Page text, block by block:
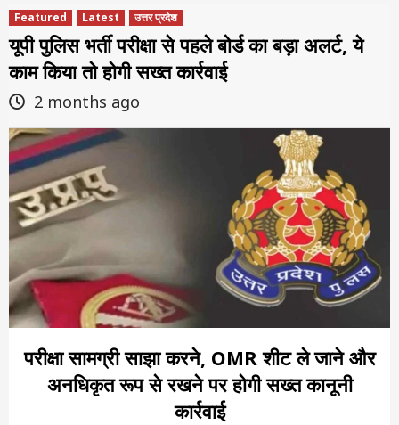
Featured Latest उत्तर प्रदेश
यूपी पुलिस भर्ती परीक्षा से पहले बोर्ड का बड़ा अलर्ट, ये
काम किया तो होगी सख्त कार्रवाई
2 months ago
परीक्षा सामग्री साझा करने, OMR शीट ले जाने और
अनधिकृत रूप से रखने पर होगी सख्त कानूनी
कार्रवाई